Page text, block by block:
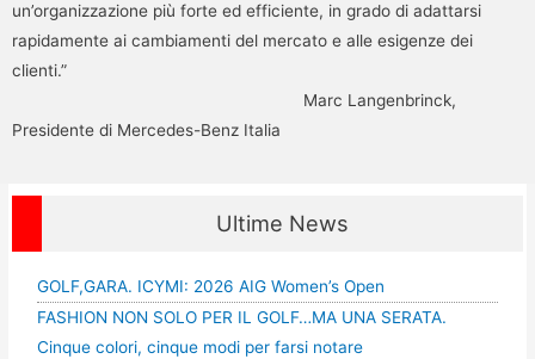
un’organizzazione più forte ed efficiente, in grado di adattarsi
rapidamente ai cambiamenti del mercato e alle esigenze dei
clienti.”
Marc Langenbrinck,
Presidente di Mercedes-Benz Italia
Ultime News
GOLF,GARA. ICYMI: 2026 AIG Women’s Open
FASHION NON SOLO PER IL GOLF…MA UNA SERATA.
Cinque colori, cinque modi per farsi notare